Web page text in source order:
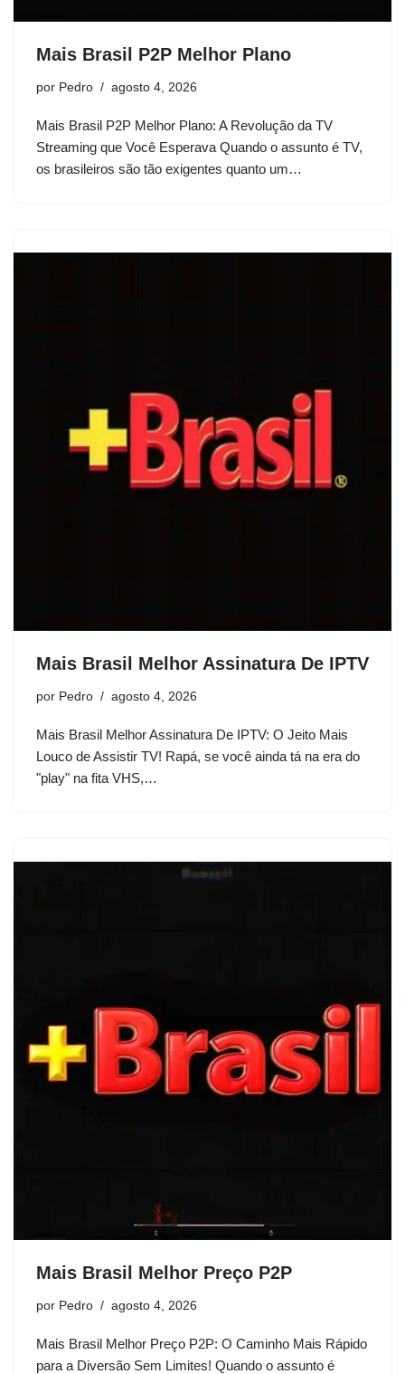
Mais Brasil P2P Melhor Plano
por Pedro agosto 4, 2026
Mais Brasil P2P Melhor Plano: A Revolução da TV
Streaming que Você Esperava Quando o assunto é TV,
os brasileiros são tão exigentes quanto um…
Mais Brasil Melhor Assinatura De IPTV
por Pedro agosto 4, 2026
Mais Brasil Melhor Assinatura De IPTV: O Jeito Mais
Louco de Assistir TV! Rapá, se você ainda tá na era do
"play" na fita VHS,…
Mais Brasil Melhor Preço P2P
por Pedro agosto 4, 2026
Mais Brasil Melhor Preço P2P: O Caminho Mais Rápido
para a Diversão Sem Limites! Quando o assunto é